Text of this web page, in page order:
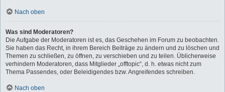
Nach oben
Was sind Moderatoren?
Die Aufgabe der Moderatoren ist es, das Geschehen im Forum zu beobachten.
Sie haben das Recht, in ihrem Bereich Beiträge zu ändern und zu löschen und
Themen zu schließen, zu öffnen, zu verschieben und zu teilen. Üblicherweise
verhindern Moderatoren, dass Mitglieder „offtopic“, d. h. etwas nicht zum
Thema Passendes, oder Beleidigendes bzw. Angreifendes schreiben.
Nach oben